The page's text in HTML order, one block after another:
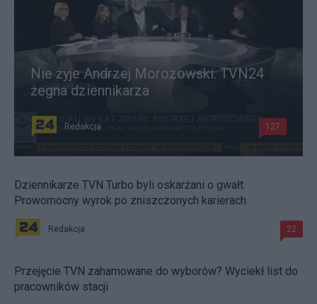
Nie żyje Andrzej Morozowski. TVN24
żegna dziennikarza
Redakcja 127
Dziennikarze TVN Turbo byli oskarżani o gwałt.
Prowomocny wyrok po zniszczonych karierach
Redakcja 22
Przejęcie TVN zahamowane do wyborów? Wyciekł list do
pracowników stacji